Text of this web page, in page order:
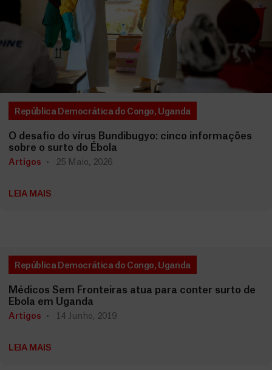
República Democrática do Congo, Uganda
O desafio do vírus Bundibugyo: cinco informações
sobre o surto do Ébola
Artigos 25 Maio, 2026
LEIA MAIS
República Democrática do Congo, Uganda
Médicos Sem Fronteiras atua para conter surto de
Ebola em Uganda
Artigos 14 Junho, 2019
LEIA MAIS